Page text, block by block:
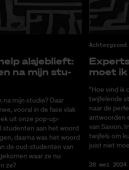
als­je­blieft:
na mijn stu­
mijn studie? Daar
vooral in de fase vlak
uit onze pop-up-
studenten aan het woord
daarna was het woord
de oud-studenten van
waar ze nu
ze?
Achtergrond
moet ik
"Hoe vind ik
twijfelende
naar de
antwoorden
van Saxion.
twijfels om
juist niet
28 mei 2024